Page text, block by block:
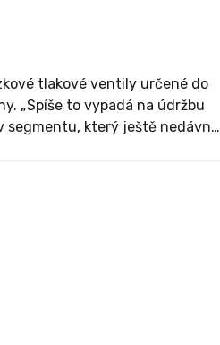
tlakové ventily určené do
„Spíše to vypadá na údržbu
segmentu, který ještě nedávno